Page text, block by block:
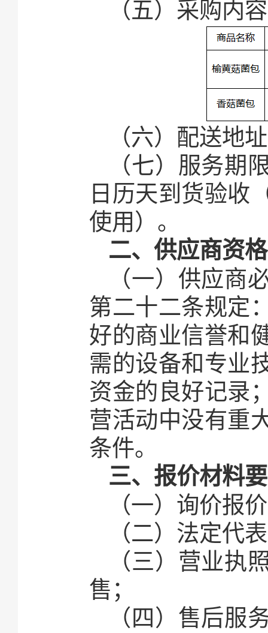
（五）采购内
（六）配送地
（七）服务期
日历天到货验收
使用）。
二、供应商资
（一）供应商
第二十二条规定
好的商业信誉和
需的设备和专业
资金的良好记录
营活动中没有重
条件。
三、报价材料
（一）询价报
（二）法定代
（三）营业执
售；
（四）售后服